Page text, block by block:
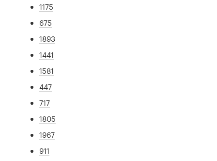
1175
675
1893
1441
1581
447
717
1805
1967
911